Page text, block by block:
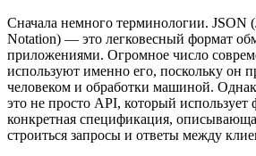
Сначала немного терминологии. JSON
Notation) — это легковесный формат
приложениями. Огромное число
используют именно его, поскольку он
человеком и обработки машиной.
это не просто API, который
конкретная спецификация,
строиться запросы и ответы между